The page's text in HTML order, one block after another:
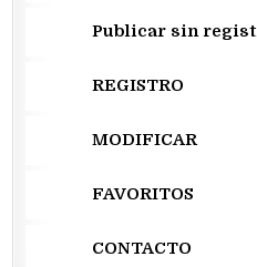
Publicar sin
REGISTRO
MODIFICAR
FAVORITOS
CONTACTO